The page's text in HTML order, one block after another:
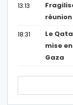
13:13
18:31
Le
mise
Gaza